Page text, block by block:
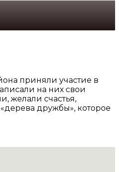
приняли участие в
на них свои
желали счастья,
дружбы», которое